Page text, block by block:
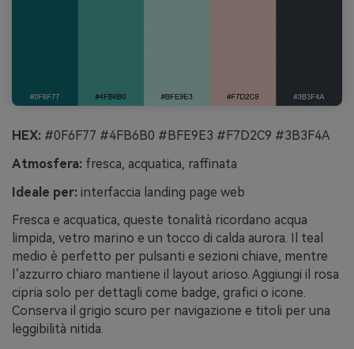
HEX: #0F6F77 #4FB6B0 #BFE9E3 #F7D2C9 #3B3F4A
Atmosfera: fresca, acquatica, raffinata
Ideale per: interfaccia landing page web
Fresca e acquatica, queste tonalità ricordano acqua
limpida, vetro marino e un tocco di calda aurora. Il teal
medio è perfetto per pulsanti e sezioni chiave, mentre
l’azzurro chiaro mantiene il layout arioso. Aggiungi il rosa
cipria solo per dettagli come badge, grafici o icone.
Conserva il grigio scuro per navigazione e titoli per una
leggibilità nitida.